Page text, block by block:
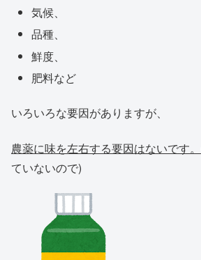
気候、
品種、
鮮度、
肥料など
いろいろな要因がありますが、
農薬に味を左右する要因はないです。
ていないので)